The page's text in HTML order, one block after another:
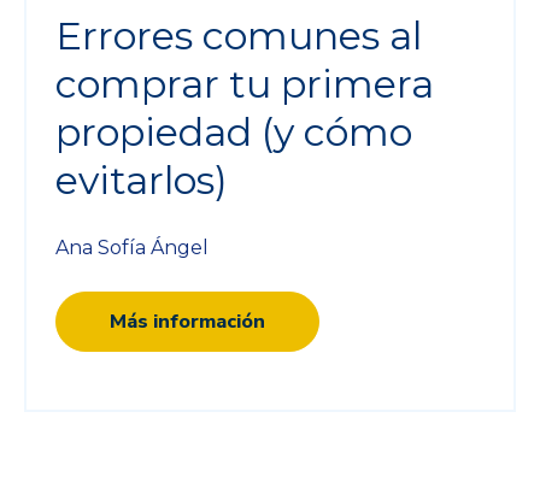
Errores comunes al
comprar tu primera
propiedad (y cómo
evitarlos)
Ana Sofía Ángel
Más información